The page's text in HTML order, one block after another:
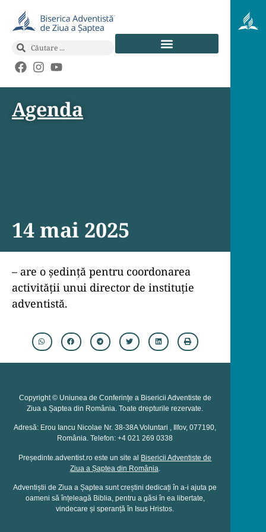
Agenda
14 mai 2025
– are o ședință pentru coordonarea
activității unui director de instituție
adventistă.
Copyright © Uniunea de Conferințe a Bisericii Adventiste de
Ziua a Șaptea din România. Toate drepturile rezervate.
Adresă: Erou Iancu Nicolae Nr. 38-38A Voluntari , Ilfov, 077190,
România. Telefon: +4 021 269 0338
Președinte.adventist.ro este un site al Bisericii Adventiste de
Ziua a Șaptea din România.
Adventiștii de Ziua a Șaptea sunt creștini dedicați în a-i ajuta pe
oameni să înțeleagă Biblia, pentru a găsi în ea libertate,
vindecare și speranță în Isus Hristos.